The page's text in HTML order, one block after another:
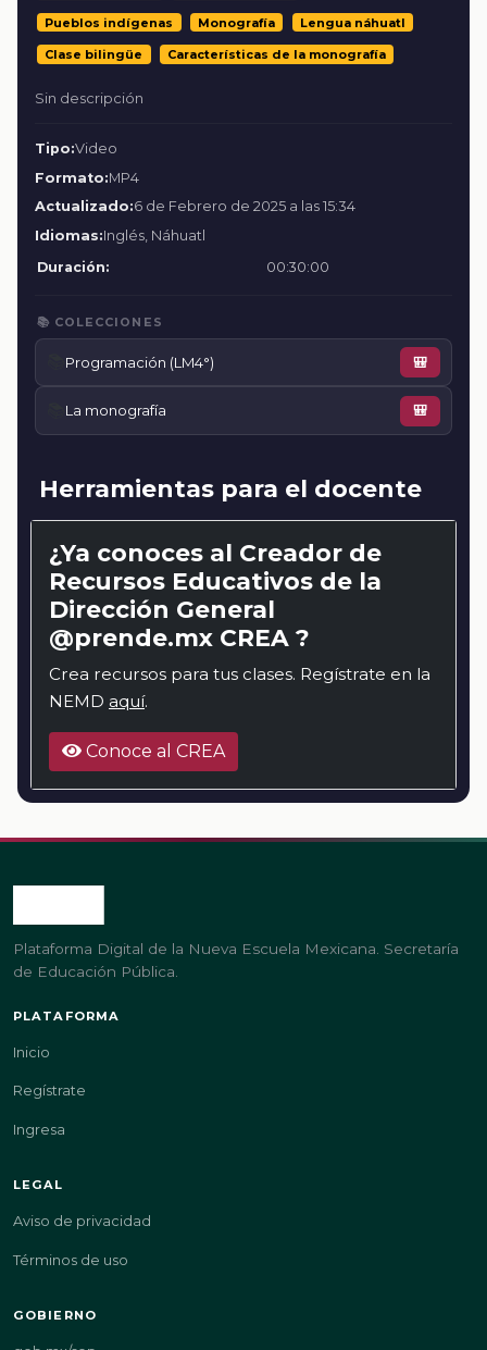
Pueblos indígenas Monografía Lengua náhuatl
Clase bilingüe Características de la monografía
Sin descripción
Tipo:Video
Formato:MP4
Actualizado:6 de Febrero de 2025 a las 15:34
Idiomas:Inglés, Náhuatl
Duración:
00:30:00
📚 COLECCIONES
Programación (LM4°) 🎒
La monografía 🎒
Herramientas para el docente
¿Ya conoces al Creador de
Recursos Educativos de la
Dirección General
@prende.mx CREA ?
Crea recursos para tus clases. Regístrate en la
NEMD aquí.
Conoce al CREA
Plataforma Digital de la Nueva Escuela Mexicana. Secretaría
de Educación Pública.
PLATAFORMA
Inicio
Regístrate
Ingresa
LEGAL
Aviso de privacidad
Términos de uso
GOBIERNO